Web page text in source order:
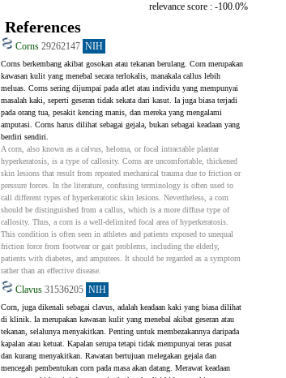
relevance score : -100.0%
References
Corns 29262147 NIH
Corns berkembang akibat gosokan atau tekanan berulang. Corn merupakan
kawasan kulit yang menebal secara terlokalis, manakala callus lebih
meluas. Corns sering dijumpai pada atlet atau individu yang mempunyai
masalah kaki, seperti geseran tidak sekata dari kasut. Ia juga biasa terjadi
pada orang tua, pesakit kencing manis, dan mereka yang mengalami
amputasi. Corns harus dilihat sebagai gejala, bukan sebagai keadaan yang
berdiri sendiri.
A corn, also known as a calvus, heloma, or focal intractable plantar
hyperkeratosis, is a type of callosity. Corns are uncomfortable, thickened
skin lesions that result from repeated mechanical trauma due to friction or
pressure forces. In the literature, confusing terminology is often used to
call different types of hyperkeratotic skin lesions. Nevertheless, a corn
should be distinguished from a callus, which is a more diffuse type of
callosity. Thus, a corn is a well-delimited focal area of hyperkeratosis.
This condition is often seen in athletes and patients exposed to unequal
friction force from footwear or gait problems, including the elderly,
patients with diabetes, and amputees. It should be regarded as a symptom
rather than an effective disease.
Clavus 31536205 NIH
Corn, juga dikenali sebagai clavus, adalah keadaan kaki yang biasa dilihat
di klinik. Ia merupakan kawasan kulit yang menebal akibat geseran atau
tekanan, selalunya menyakitkan. Penting untuk membezakannya daripada
kapalan atau ketuat. Kapalan serupa tetapi tidak mempunyai teras pusat
dan kurang menyakitkan. Rawatan bertujuan melegakan gejala dan
mencegah pembentukan corn pada masa akan datang. Merawat keadaan